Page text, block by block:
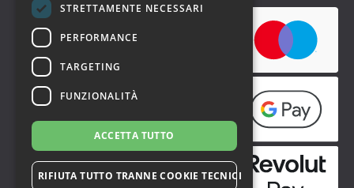
STRETTAMENTE NECESSARI
PERFORMANCE
TARGETING
FUNZIONALITÀ
ACCETTA TUTTO
RIFIUTA TUTTO TRANNE COOKIE TECNICI